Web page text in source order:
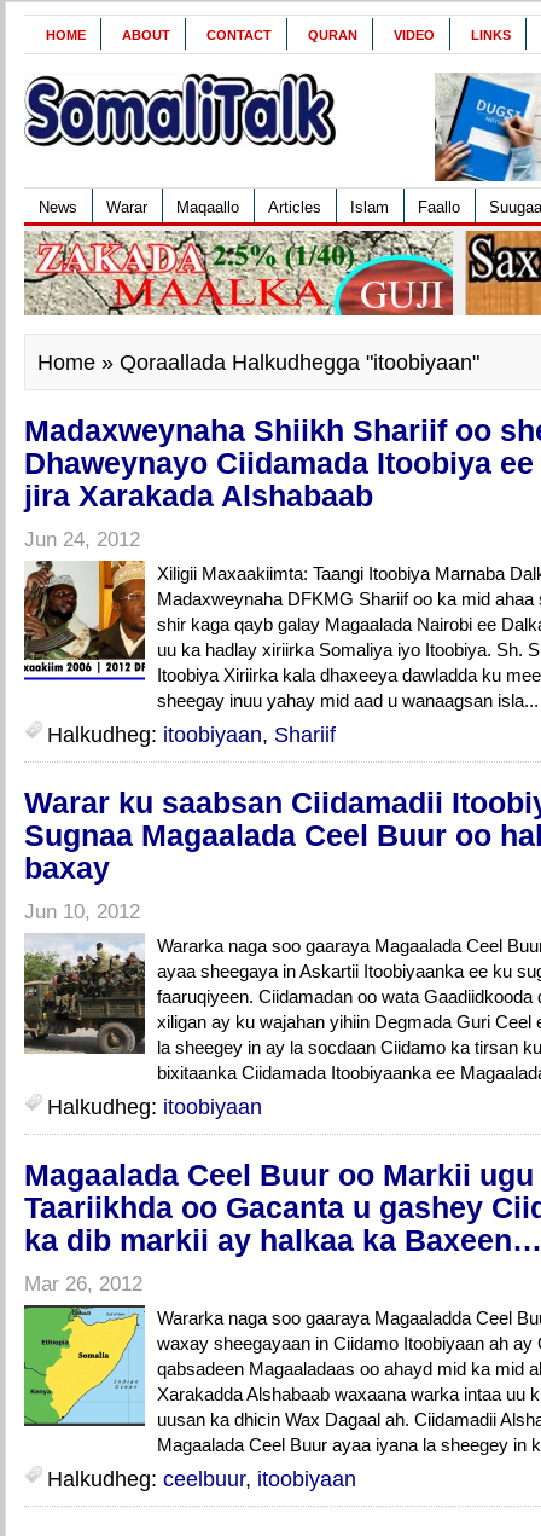
HOME ABOUT CONTACT QURAN VIDEO LINKS
News Warar Maqaallo Articles Islam Faallo
Home » Qoraallada Halkudhegga "itoobiyaan"
Madaxweynaha Shiikh Shariif oo
Dhaweynayo Ciidamada Itoobiya
jira Xarakada Alshabaab
Jun 24, 2012
Xiligii Maxaakiimta: Taangi Itoobiya Marnaba
Madaxweynaha DFKMG Shariif oo ka mid
shir kaga qayb galay Magaalada Nairobi ee
uu ka hadlay xiriirka Somaliya iyo Itoobiya. Sh.
Itoobiya Xiriirka kala dhaxeeya dawladda ku
sheegay inuu yahay mid aad u wanaagsan
Halkudheg: itoobiyaan, Shariif
Warar ku saabsan Ciidamadii
Sugnaa Magaalada Ceel Buur oo
baxay
Jun 10, 2012
Wararka naga soo gaaraya Magaalada Ceel
ayaa sheegaya in Askartii Itoobiyaanka ee ku
faaruqiyeen. Ciidamadan oo wata
xiligan ay ku wajahan yihiin Degmada Guri Ceel
la sheegey in ay la socdaan Ciidamo ka tirsan
bixitaanka Ciidamada Itoobiyaanka ee
Halkudheg: itoobiyaan
Magaalada Ceel Buur oo Markii
Taariikhda oo Gacanta u gashey
ka dib markii ay halkaa ka Baxeen…
Mar 26, 2012
Wararka naga soo gaaraya Magaaladda Ceel
waxay sheegayaan in Ciidamo Itoobiyaan ah ay
qabsadeen Magaaladaas oo ahayd mid ka mid
Xarakadda Alshabaab waxaana warka intaa uu
uusan ka dhicin Wax Dagaal ah. Ciidamadii
Magaalada Ceel Buur ayaa iyana la sheegey in
Halkudheg: ceelbuur, itoobiyaan